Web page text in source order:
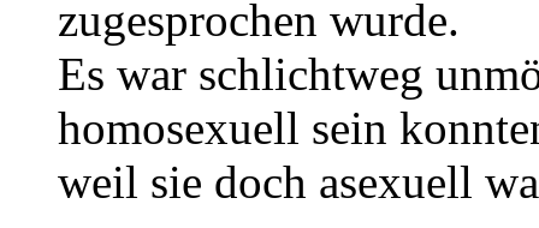
zugesprochen wurde.
Es war schlichtweg
homosexuell sein
weil sie doch asexuell